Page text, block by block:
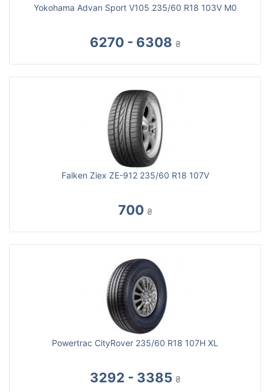
Yokohama Advan Sport V105 235/60 R18 103V M0
6270 - 6308 ₴
Falken Ziex ZE-912 235/60 R18 107V
700 ₴
Powertrac CityRover 235/60 R18 107H XL
3292 - 3385 ₴